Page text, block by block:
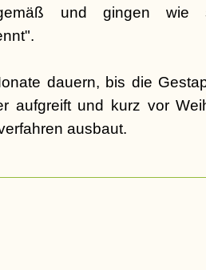
und gingen wie
dauern, bis die
aufgreift und kurz vor
ausbaut.